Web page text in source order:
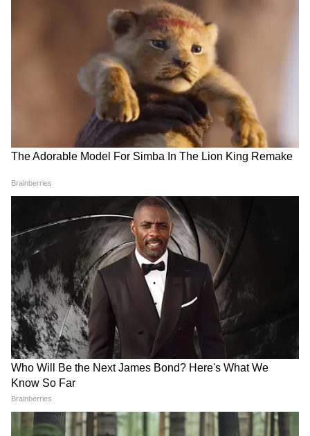
LATEST VIDEOS
Modi in IIT Delhi: '1 लाख करोड़..अंग्रेजी में
टास्क
देर रात Rishabh Pant की इस शिकायत पर
CM Pushkar Dhami की पहली प्रतिक्रिया